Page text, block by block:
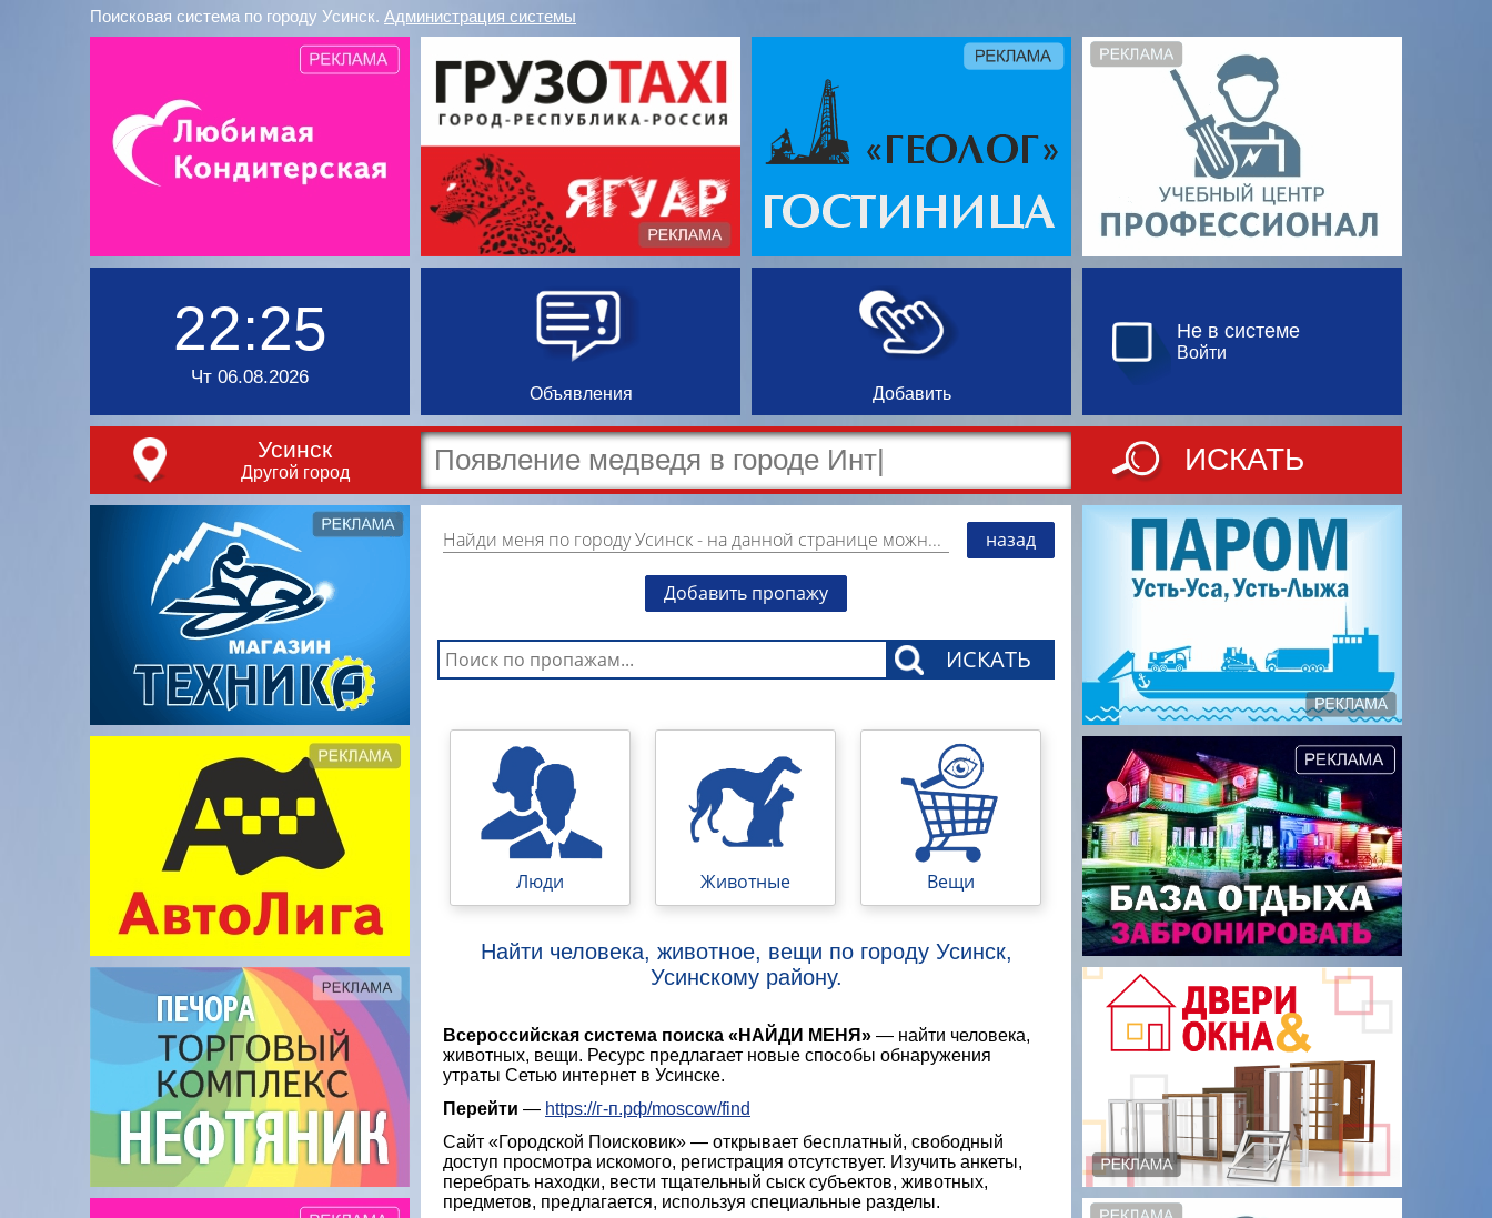
Поисковая система по городу Усинск. Администрация системы
22:25
Чт 06.08.2026
Объявления Добавить
Не в системе
Войти
Усинск
Другой город ИСКАТЬ
Найди меня по городу Усинск- на данной странице можно сообщить о пропаже и найти потерянное. Разыскать человека, отыскать питомца и обнаружить пропавшие вещи. назад
Добавить пропажу
ИСКАТЬ
Люди Животные Вещи
Найти человека, животное, вещи по городу Усинск,
Усинскому району.
Всероссийская система поиска «НАЙДИ МЕНЯ» — найти человека,
животных, вещи. Ресурс предлагает новые способы обнаружения
утраты Сетью интернет в Усинске.
Перейти — https://г-п.рф/moscow/find
Сайт «Городской Поисковик» — открывает бесплатный, свободный
доступ просмотра искомого, регистрация отсутствует. Изучить анкеты,
перебрать находки, вести тщательный сыск субъектов, животных,
предметов, предлагается, используя специальные разделы.